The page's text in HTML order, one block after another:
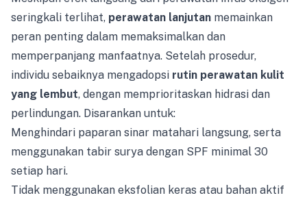
seringkali terlihat, perawatan lanjutan memainkan
peran penting dalam memaksimalkan dan
memperpanjang manfaatnya. Setelah prosedur,
individu sebaiknya mengadopsi rutin perawatan kulit
yang lembut, dengan memprioritaskan hidrasi dan
perlindungan. Disarankan untuk:
Menghindari paparan sinar matahari langsung, serta
menggunakan tabir surya dengan SPF minimal 30
setiap hari.
Tidak menggunakan eksfolian keras atau bahan aktif